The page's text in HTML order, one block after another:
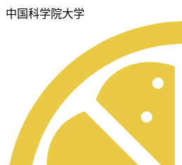
中国科学院大学